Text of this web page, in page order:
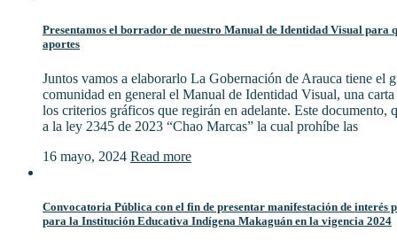
Presentamos el borrador de nuestro Manual de Identidad Visual para
aportes
Juntos vamos a elaborarlo La Gobernación de Arauca tiene el
comunidad en general el Manual de Identidad Visual, una
los criterios gráficos que regirán en adelante. Este documento,
a la ley 2345 de 2023 “Chao Marcas” la cual prohíbe las
16 mayo, 2024 Read more
Convocatoria Pública con el fin de presentar manifestación de interés
para la Institución Educativa Indígena Makaguán en la vigencia 2024